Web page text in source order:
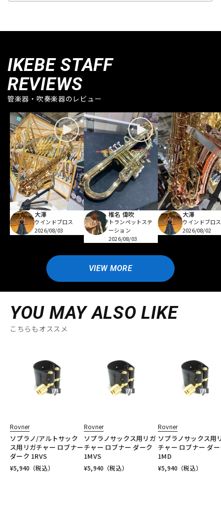
IKEBE STAFF
REVIEWS
管楽器・吹奏楽器のレビュー
大澤
ウインドブロス
2026/08/03
椎名 偉吹
トランペットステ
ーション
2026/08/03
大澤
ウインドブロス
2026/08/02
VIEW MORE
YOU MAY ALSO LIKE
こちらもオススメ
Rovner
ソプラノ/アルトサック
ス用リガチャー ロブナー
ダーク 1RVS
¥5,940 （税込）
Rovner
ソプラノサックス用リガ
チャー ロブナー ダーク
1MVS
¥5,940 （税込）
Rovner
ソプラノサックス用
チャー ロブナー ダ
1MD
¥5,940 （税込）